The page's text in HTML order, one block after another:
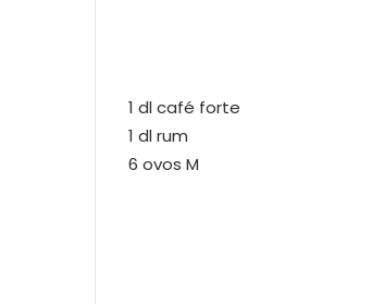
1 dl café forte
1 dl rum
6 ovos M